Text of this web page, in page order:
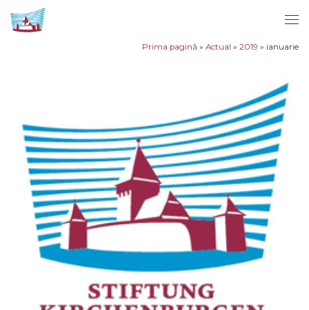
Sari la conținut
Prima pagină » Actual » 2019 » ianuarie